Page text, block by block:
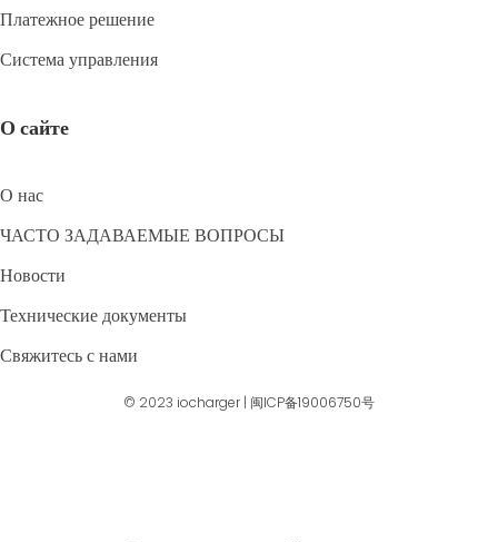
Платежное решение
Система управления
О сайте
О нас
ЧАСТО ЗАДАВАЕМЫЕ ВОПРОСЫ
Новости
Технические документы
Свяжитесь с нами
© 2023 iocharger| 闽ICP备19006750号